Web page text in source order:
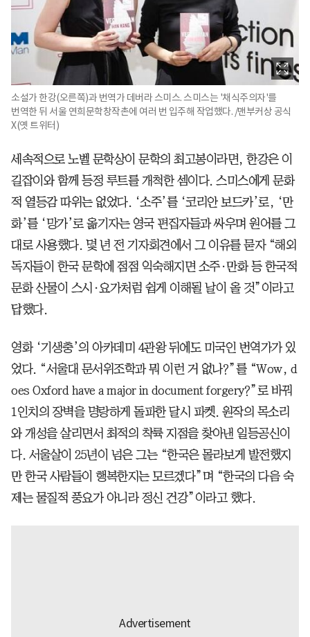
소설가 한강(오른쪽)과 번역가 데버라 스미스. 스미스는 '채식주의자'를
번역한 뒤 서울 연희문학창작촌에 여러 번 입주해 작업했다. /맨부커상 공식
X(옛 트위터)
세속적으로 노벨 문학상이 문학의 최고봉이라면, 한강은 이
길잡이와 함께 등정 루트를 개척한 셈이다. 스미스에게 문화
적 열등감 따위는 없었다. ‘소주’를 ‘코리안 보드카’로, ‘만
화’를 ‘망가’로 옮기자는 영국 편집자들과 싸우며 원어를 그
대로 사용했다. 몇 년 전 기자회견에서 그 이유를 묻자 “해외
독자들이 한국 문학에 점점 익숙해지면 소주·만화 등 한국적
문화 산물이 스시·요가처럼 쉽게 이해될 날이 올 것”이라고
답했다.
영화 ‘기생충’의 아카데미 4관왕 뒤에도 미국인 번역가가 있
었다. “서울대 문서위조학과 뭐 이런 거 없나?”를 “Wow, d
oes Oxford have a major in document forgery?”로 바꿔
1인치의 장벽을 명랑하게 돌파한 달시 파켓. 원작의 목소리
와 개성을 살리면서 최적의 착륙 지점을 찾아낸 일등공신이
다. 서울살이 25년이 넘은 그는 “한국은 몰라보게 발전했지
만 한국 사람들이 행복한지는 모르겠다”며 “한국의 다음 숙
제는 물질적 풍요가 아니라 정신 건강”이라고 했다.